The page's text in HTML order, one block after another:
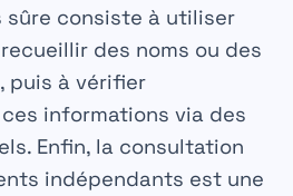
sûre consiste à utiliser
des noms ou des
puis à vérifier
informations via des
Enfin, la consultation
indépendants est une